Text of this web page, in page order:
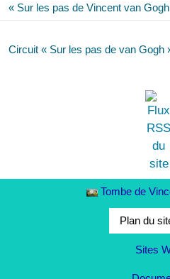
« Sur les pas de Vincent van
Circuit « Sur les pas de van Gogh
Tombe de
Plan du
Sites